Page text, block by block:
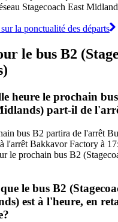
Stagecoach East
la ponctualité des départs
le bus B2
heure le prochain
part-il de
bus B2 partira de l'arrêt
l'arrêt Bakkavor Factory à
le prochain bus B2
le bus B2
est à l'heure, en